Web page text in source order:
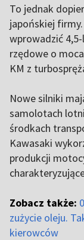
To jednak
japońskiej
wprowadzić
rzędowe o
KM z
Nowe silniki
samolotach
środkach
Kawasaki
produkcji
Zobacz także:
zużycie oleju.
kierowców